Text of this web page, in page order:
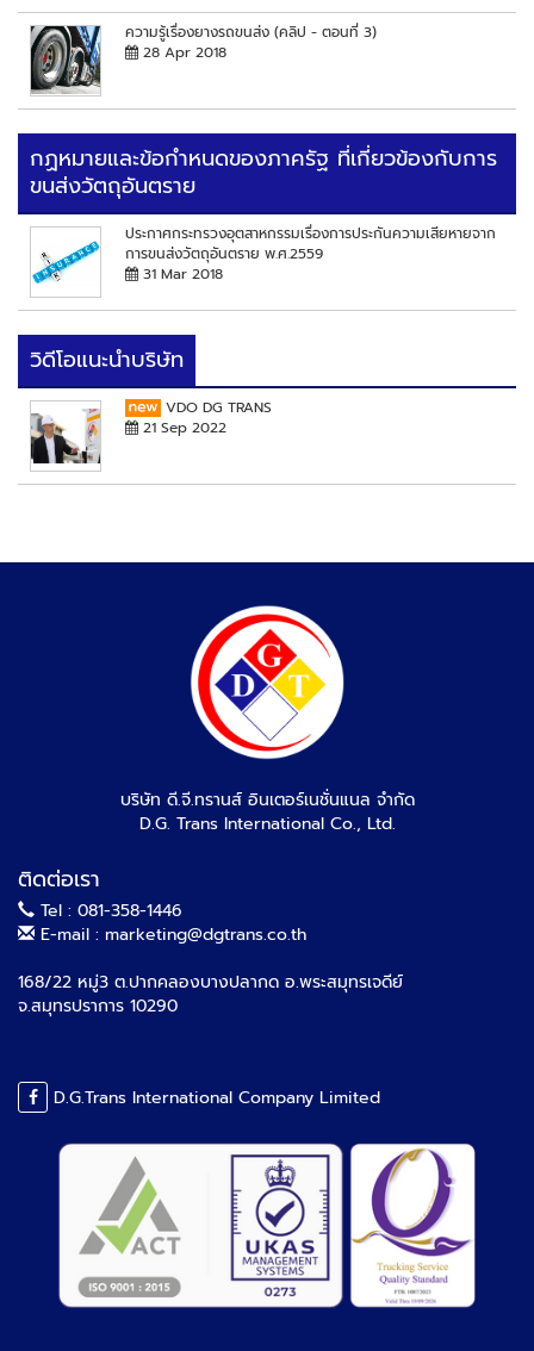
ความรู้เรื่องยางรถขนส่ง (คลิป - ตอนที่ 3)
28 Apr 2018
กฏหมายและข้อกำหนดของภาครัฐ ที่เกี่ยวข้องกับการ
ขนส่งวัตถุอันตราย
ประกาศกระทรวงอุตสาหกรรมเรื่องการประกันความเสียหายจาก
การขนส่งวัตถุอันตราย พ.ศ.2559
31 Mar 2018
วิดีโอแนะนำบริษัท
VDO DG TRANS
21 Sep 2022
บริษัท ดี.จี.ทรานส์ อินเตอร์เนชั่นแนล จำกัด
D.G. Trans International Co., Ltd.
ติดต่อเรา
Tel : 081-358-1446
E-mail : marketing@dgtrans.co.th
168/22 หมู่3 ต.ปากคลองบางปลากด อ.พระสมุทรเจดีย์
จ.สมุทรปราการ 10290
D.G.Trans International Company Limited